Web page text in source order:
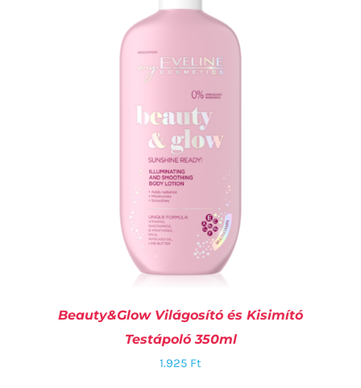
KOSÁRBA TESZEM RÉSZLETEK
Beauty&Glow Világosító és Kisimító
Testápoló 350ml
1.925 Ft